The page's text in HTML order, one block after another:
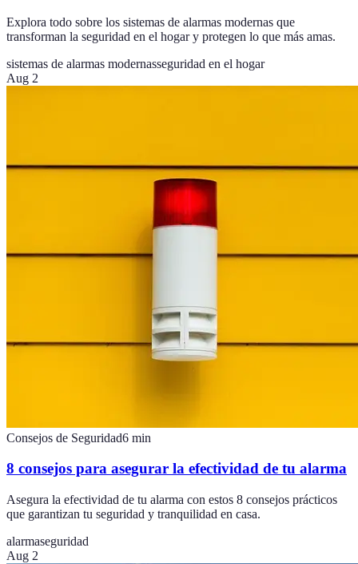
Explora todo sobre los sistemas de alarmas modernas que
transforman la seguridad en el hogar y protegen lo que más amas.
sistemas de alarmas modernasseguridad en el hogar
Aug 2
Consejos de Seguridad6 min
8 consejos para asegurar la efectividad de tu alarma
Asegura la efectividad de tu alarma con estos 8 consejos prácticos
que garantizan tu seguridad y tranquilidad en casa.
alarmaseguridad
Aug 2